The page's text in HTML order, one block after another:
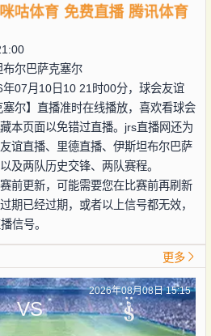
咪咕体育 免费直播 腾讯体育
布尔巴萨克塞尔
年07月10日10 21时00分，球会友谊
塞尔】直播准时在线播放，喜欢看球会
本页面以免错过直播。jrs直播网还为
谊直播、里德直播、伊斯坦布尔巴萨
及两队历史交锋、两队赛程。
前更新，可能需要您在比赛前再刷新
期已经过期，或者以上信号都无效，
信号。
更多
2026年08月08日 15:15
VS